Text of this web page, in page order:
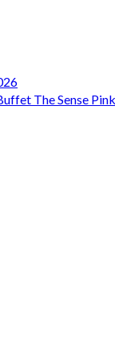
The Sense